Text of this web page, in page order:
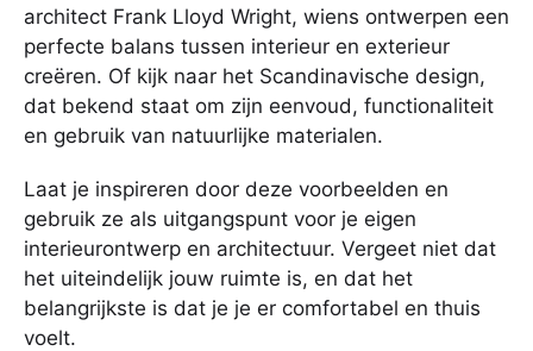
architect Frank Lloyd Wright, wiens ontwerpen een
perfecte balans tussen interieur en exterieur
creëren. Of kijk naar het Scandinavische design,
dat bekend staat om zijn eenvoud, functionaliteit
en gebruik van natuurlijke materialen.
Laat je inspireren door deze voorbeelden en
gebruik ze als uitgangspunt voor je eigen
interieurontwerp en architectuur. Vergeet niet dat
het uiteindelijk jouw ruimte is, en dat het
belangrijkste is dat je je er comfortabel en thuis
voelt.